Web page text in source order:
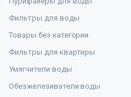
Фильтры для воды
Товары без категории
Фильтры для квартиры
Умягчители воды
Обезжелезиватели воды